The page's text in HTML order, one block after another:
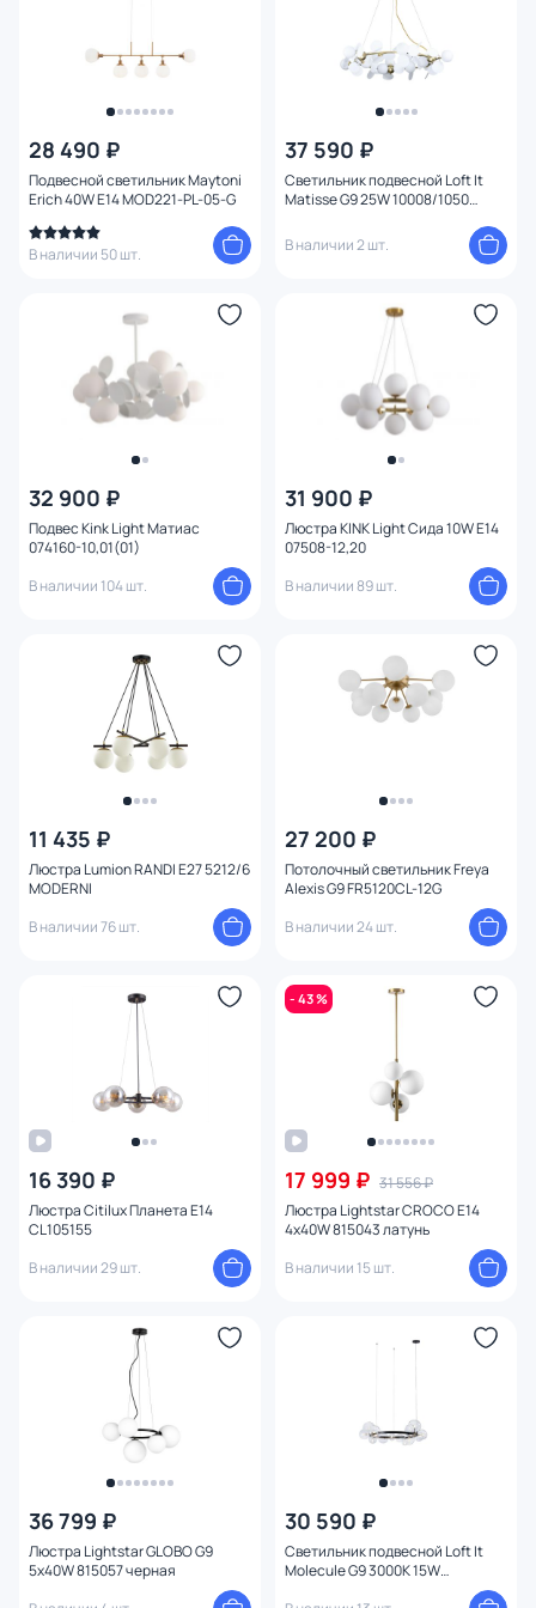
28 490 ₽
Подвесной светильник Maytoni
Erich 40W E14 MOD221-PL-05-G
В наличии 50 шт.
37 590 ₽
Светильник подвесной Loft It
Matisse G9 25W 10008/1050
В наличии 2 шт.
32 900 ₽
Подвес Kink Light Матиас
074160-10,01(01)
В наличии 104 шт.
31 900 ₽
Люстра KINK Light Сида 10W E14
07508-12,20
В наличии 89 шт.
11 435 ₽
Люстра Lumion RANDI E27 5212/6
MODERNI
В наличии 76 шт.
27 200 ₽
Потолочный светильник Freya
Alexis G9 FR5120CL-12G
В наличии 24 шт.
16 390 ₽
Люстра Citilux Планета E14
CL105155
В наличии 29 шт.
- 43 %
17 999 ₽ 31 556 ₽
Люстра Lightstar CROCO E14
4х40W 815043 латунь
В наличии 15 шт.
36 799 ₽
Люстра Lightstar GLOBO G9
5х40W 815057 черная
30 590 ₽
Светильник подвесной Loft It
Molecule G9 3000K 15W
Форма плафона
Количество плафонов
Оформление
Функции
Поверхность
Способ крепления
Тема
Конструкция